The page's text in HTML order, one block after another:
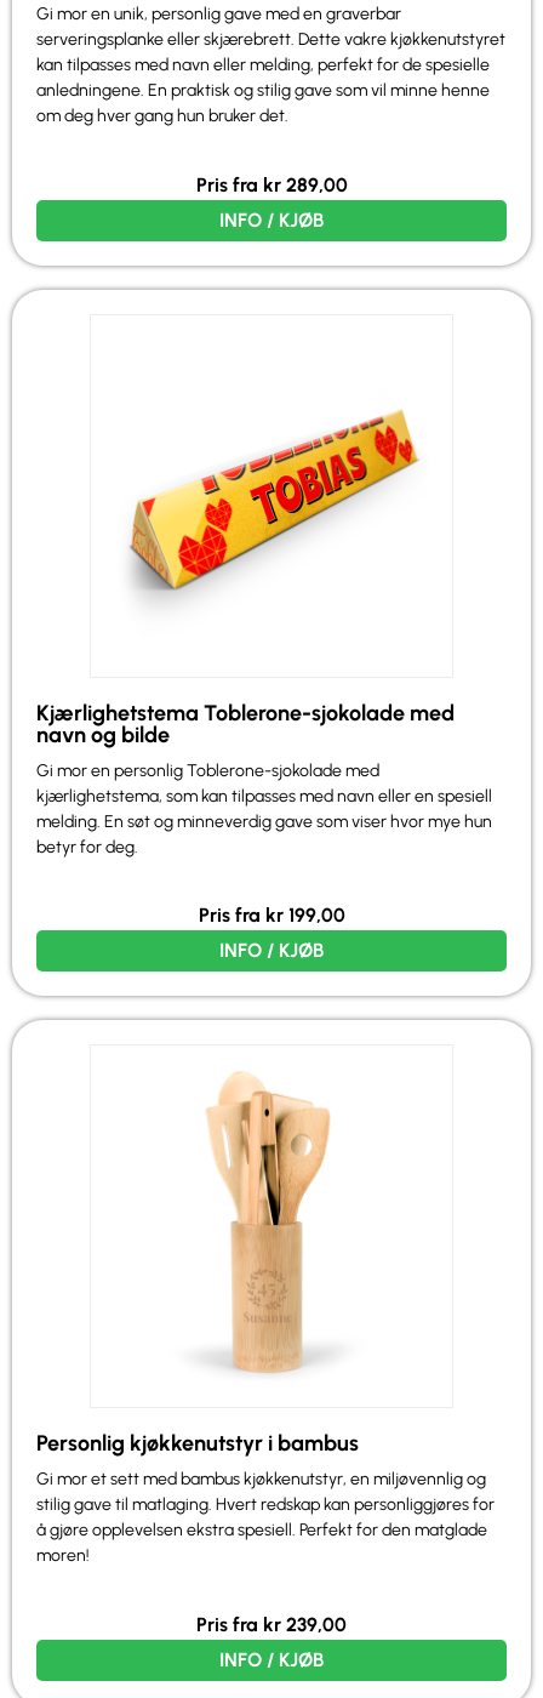
Gi mor en unik, personlig gave med en graverbar
serveringsplanke eller skjærebrett. Dette vakre kjøkkenutstyret
kan tilpasses med navn eller melding, perfekt for de spesielle
anledningene. En praktisk og stilig gave som vil minne henne
om deg hver gang hun bruker det.
Pris fra kr289,00
INFO / KJØB
Kjærlighetstema Toblerone-sjokolade med
navn og bilde
Gi mor en personlig Toblerone-sjokolade med
kjærlighetstema, som kan tilpasses med navn eller en spesiell
melding. En søt og minneverdig gave som viser hvor mye hun
betyr for deg.
Pris fra kr199,00
INFO / KJØB
Personlig kjøkkenutstyr i bambus
Gi mor et sett med bambus kjøkkenutstyr, en miljøvennlig og
stilig gave til matlaging. Hvert redskap kan personliggjøres for
å gjøre opplevelsen ekstra spesiell. Perfekt for den matglade
moren!
Pris fra kr 239,00
INFO / KJØB